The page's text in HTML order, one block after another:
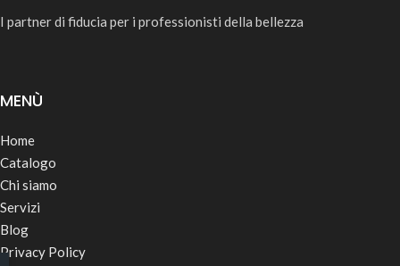
I partner di fiducia per i professionisti della bellezza
MENÙ
Home
Catalogo
Chi siamo
Servizi
Blog
Privacy Policy